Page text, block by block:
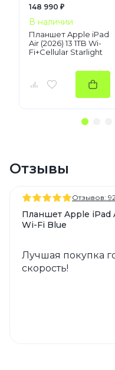
148 990 ₽
В наличии
Планшет Apple iPad
Air (2026) 13 1TB Wi-
Fi+Cellular Starlight
Отзывы
Отзывов:
Планшет Apple iPad
Wi-Fi Blue
Лучшая покупка
скорость!